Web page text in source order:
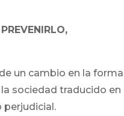
un cambio en la
sociedad traducido en
perjudicial.